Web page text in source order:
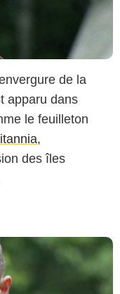
de la
apparu dans
le feuilleton
,
des îles